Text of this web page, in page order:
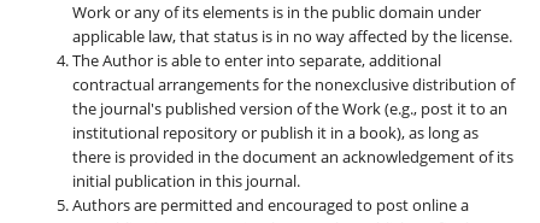
Work or any of its elements is in the public domain under
applicable law, that status is in no way affected by the license.
The Author is able to enter into separate, additional
contractual arrangements for the nonexclusive distribution of
the journal's published version of the Work (e.g., post it to an
institutional repository or publish it in a book), as long as
there is provided in the document an acknowledgement of its
initial publication in this journal.
Authors are permitted and encouraged to post online a